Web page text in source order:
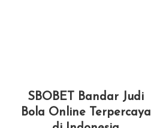
SBOBET Bandar Judi
Bola Online Terpercaya